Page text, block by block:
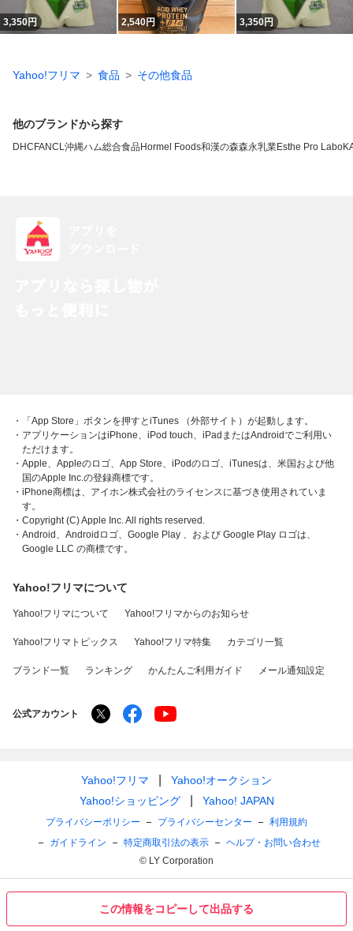
この情報をコピーして出品する
3,350円 2,540円 3,350円
Yahoo!フリマ 食品 その他食品
他のブランドから探す
DHC FANCL沖縄ハム総合食品Hormel Foods和漢の森森永乳業Esthe Pro Labo
・「App Store」ボタンを押すとiTunes （外部サイト）が起動します。
・アプリケーションはiPhone、iPod touch、iPadまたはAndroidでご利用い
ただけます。
・Apple、Appleのロゴ、App Store、iPodのロゴ、iTunesは、米国および他
国のApple Inc.の登録商標です。
・iPhone商標は、アイホン株式会社のライセンスに基づき使用されていま
す。
・Copyright (C) Apple Inc. All rights reserved.
・Android、Androidロゴ、Google Play 、および Google Play ロゴは、
Google LLC の商標です。
Yahoo!フリマについて
Yahoo!フリマについて Yahoo!フリマからのお知らせ
Yahoo!フリマトピックス Yahoo!フリマ特集 カテゴリ一覧
ブランド一覧 ランキング かんたんご利用ガイド メール通知設定
公式アカウント
Yahoo!フリマ
Yahoo!オークション
Yahoo!ショッピング
Yahoo! JAPAN
プライバシーポリシー プライバシーセンター
利用規約
ガイドライン
特定商取引法の表示
ヘルプ・お問い合わせ
© LY Corporation